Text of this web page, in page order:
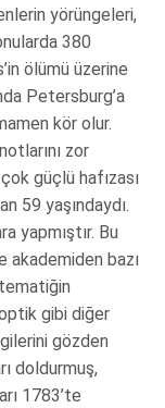
yörüngeleri,
380
ölümü üzerine
Petersburg’a
kör olur.
zor
güçlü hafızası
59 yaşındaydı.
yapmıştır. Bu
akademiden bazı
gibi diğer
gözden
doldurmuş,
1783’te